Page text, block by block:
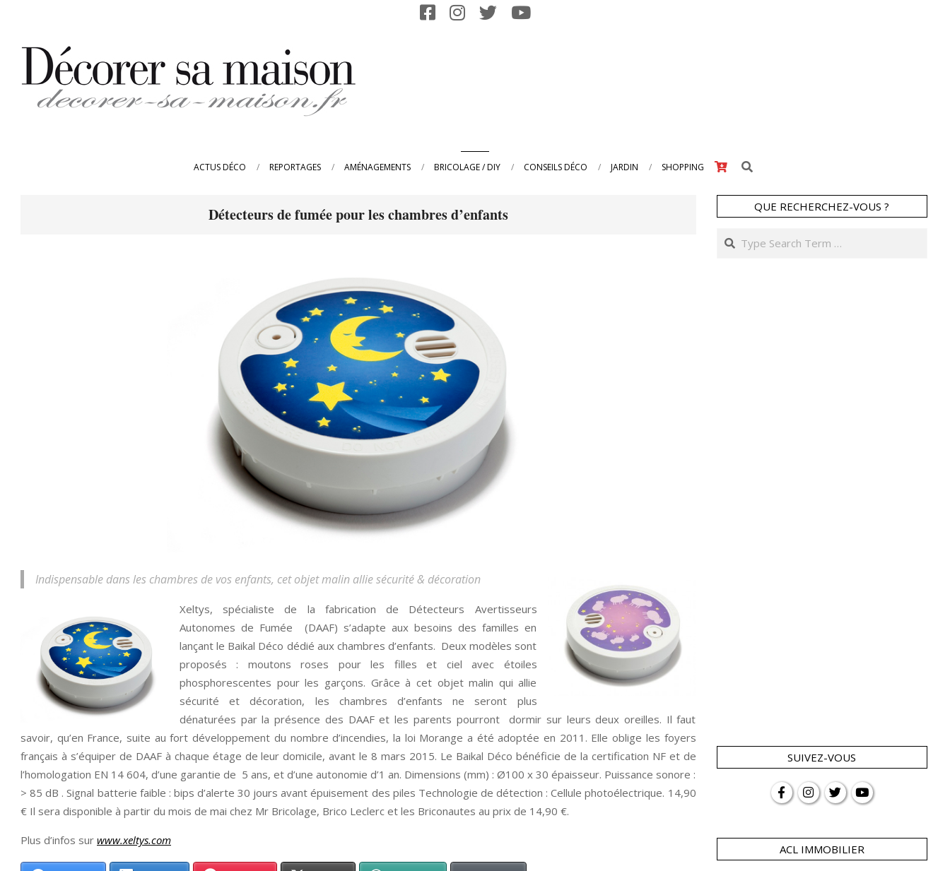
content
ACTUS DÉCO REPORTAGES AMÉNAGEMENTS BRICOLAGE / DIY CONSEILS DÉCO JARDIN SHOPPING Search
Détecteurs de fumée pour les chambres d’enfants
Indispensable dans les chambres de vos enfants, cet objet malin allie sécurité & décoration
Xeltys, spécialiste de la fabrication de Détecteurs Avertisseurs
Autonomes de Fumée (DAAF) s’adapte aux besoins des familles en
lançant le Baikal Déco dédié aux chambres d’enfants. Deux modèles sont
proposés : moutons roses pour les filles et ciel avec étoiles
phosphorescentes pour les garçons. Grâce à cet objet malin qui allie
sécurité et décoration, les chambres d’enfants ne seront plus
dénaturées par la présence des DAAF et les parents pourront dormir sur leurs deux oreilles. Il faut
savoir, qu’en France, suite au fort développement du nombre d’incendies, la loi Morange a été adoptée en 2011. Elle oblige les foyers
français à s’équiper de DAAF à chaque étage de leur domicile, avant le 8 mars 2015. Le Baikal Déco bénéficie de la certification NF et de
l’homologation EN 14 604, d’une garantie de 5 ans, et d’une autonomie d’1 an. Dimensions (mm) : Ø100 x 30 épaisseur. Puissance sonore :
> 85 dB . Signal batterie faible : bips d’alerte 30 jours avant épuisement des piles Technologie de détection : Cellule photoélectrique. 14,90
€ Il sera disponible à partir du mois de mai chez Mr Bricolage, Brico Leclerc et les Briconautes au prix de 14,90 €.
Plus d’infos sur www.xeltys.com
QUE RECHERCHEZ-VOUS ?
Search
SUIVEZ-VOUS
ACL IMMOBILIER